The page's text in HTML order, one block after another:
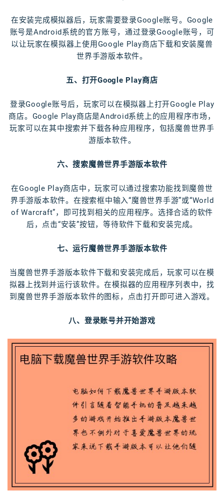
在安装完成模拟器后，玩家需要登录Google账号。Google
账号是Android系统的官方账号，通过登录Google账号，可
以让玩家在模拟器上使用Google Play商店下载和安装魔兽
世界手游版本软件。
五、打开Google Play商店
登录Google账号后，玩家可以在模拟器上打开Google Play
商店。Google Play商店是Android系统上的应用程序市场，
玩家可以在其中搜索并下载各种应用程序，包括魔兽世界手
游版本软件。
六、搜索魔兽世界手游版本软件
在Google Play商店中，玩家可以通过搜索功能找到魔兽世
界手游版本软件。在搜索框中输入“魔兽世界手游”或“World
of Warcraft”，即可找到相关的应用程序。选择合适的软件
后，点击“安装”按钮，等待软件下载和安装完成。
七、运行魔兽世界手游版本软件
当魔兽世界手游版本软件下载和安装完成后，玩家可以在模
拟器上找到并运行该软件。在模拟器的应用程序列表中，找
到魔兽世界手游版本软件的图标，点击打开即可进入游戏。
八、登录账号并开始游戏